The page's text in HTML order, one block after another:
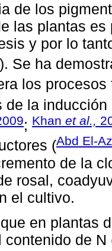
de los
las plantas
y por lo
). Se ha
los
de la
; Khan et al.,
(Abd El-
de la
rosal,
el cultivo.
en plantas
contenido de